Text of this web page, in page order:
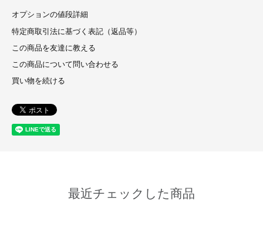
オプションの値段詳細
特定商取引法に基づく表記（返品等）
この商品を友達に教える
この商品について問い合わせる
買い物を続ける
最近チェックした商品